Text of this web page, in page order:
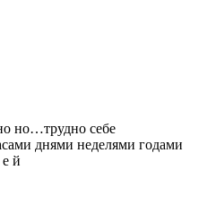
но…трудно себе
днями неделями годами
й